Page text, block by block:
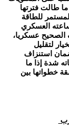
طالت فترتها
للطاقة
العسكري
الصحيح عسكريا،
لتقليل
استنزاف
شدة إذا ما
خطواتها بين